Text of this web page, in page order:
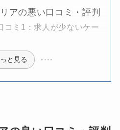
アの悪い口コミ・評判
コミ1：求人が少ないケー
と見る